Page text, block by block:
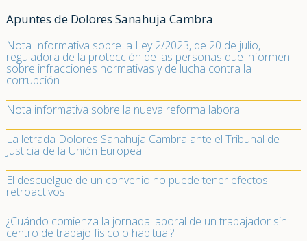
Apuntes de Dolores Sanahuja Cambra
Nota Informativa sobre la Ley 2/2023, de 20 de julio,
reguladora de la protección de las personas que informen
sobre infracciones normativas y de lucha contra la
corrupción
Nota informativa sobre la nueva reforma laboral
La letrada Dolores Sanahuja Cambra ante el Tribunal de
Justicia de la Unión Europea
El descuelgue de un convenio no puede tener efectos
retroactivos
¿Cuándo comienza la jornada laboral de un trabajador sin
centro de trabajo físico o habitual?